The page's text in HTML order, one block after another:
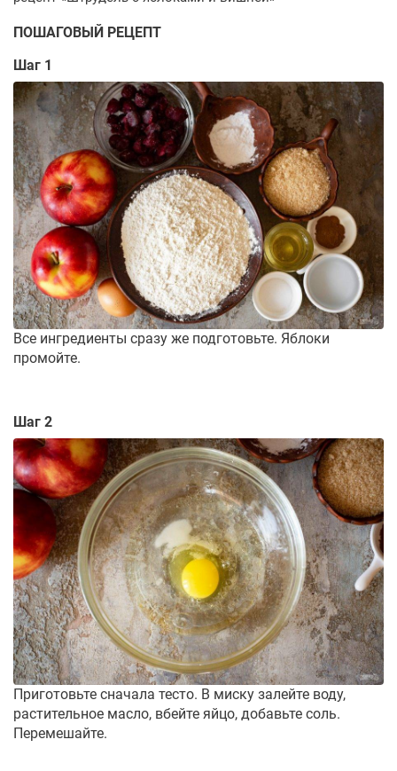
ПОШАГОВЫЙ РЕЦЕПТ
Шаг 1
Все ингредиенты сразу же подготовьте. Яблоки
промойте.
Шаг 2
Приготовьте сначала тесто. В миску залейте воду,
растительное масло, вбейте яйцо, добавьте соль.
Перемешайте.